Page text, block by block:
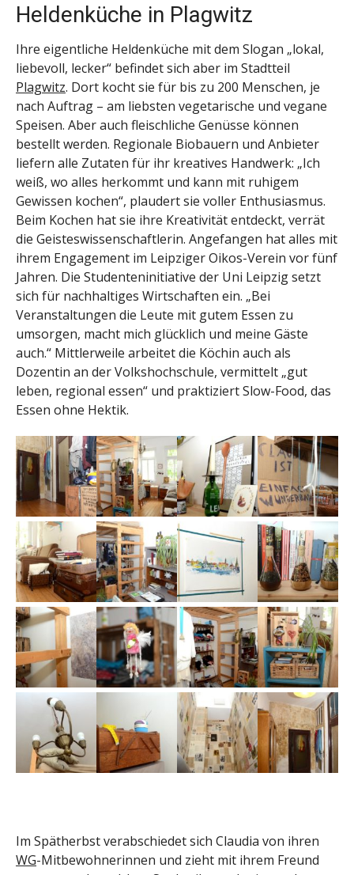
Heldenküche in Plagwitz
Ihre eigentliche Heldenküche mit dem Slogan „lokal,
liebevoll, lecker“ befindet sich aber im Stadtteil
Plagwitz. Dort kocht sie für bis zu 200 Menschen, je
nach Auftrag – am liebsten vegetarische und vegane
Speisen. Aber auch fleischliche Genüsse können
bestellt werden. Regionale Biobauern und Anbieter
liefern alle Zutaten für ihr kreatives Handwerk: „Ich
weiß, wo alles herkommt und kann mit ruhigem
Gewissen kochen“, plaudert sie voller Enthusiasmus.
Beim Kochen hat sie ihre Kreativität entdeckt, verrät
die Geisteswissenschaftlerin. Angefangen hat alles mit
ihrem Engagement im Leipziger Oikos-Verein vor fünf
Jahren. Die Studenteninitiative der Uni Leipzig setzt
sich für nachhaltiges Wirtschaften ein. „Bei
Veranstaltungen die Leute mit gutem Essen zu
umsorgen, macht mich glücklich und meine Gäste
auch.“ Mittlerweile arbeitet die Köchin auch als
Dozentin an der Volkshochschule, vermittelt „gut
leben, regional essen“ und praktiziert Slow-Food, das
Essen ohne Hektik.
Im Spätherbst verabschiedet sich Claudia von ihren
WG-Mitbewohnerinnen und zieht mit ihrem Freund